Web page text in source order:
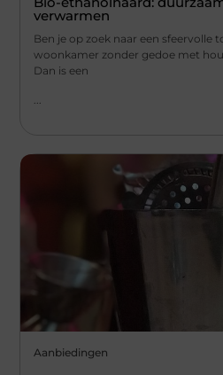
verwarmen
Ben je op zoek naar een sfeervolle
woonkamer zonder gedoe met
Dan is een
Aanbiedingen